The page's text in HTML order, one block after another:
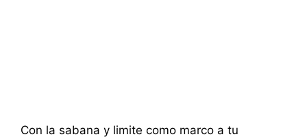
Con la sabana y limite como marco a tu